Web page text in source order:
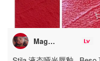
Maggiemmxh